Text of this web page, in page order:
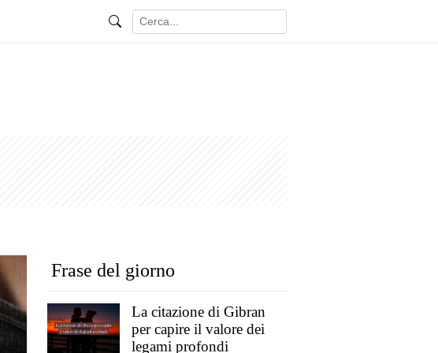
Frase del giorno
La citazione di Gibran
per capire il valore dei
legami profondi